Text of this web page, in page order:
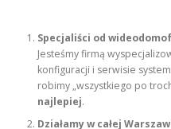
Specjaliści od
Jesteśmy firmą
konfiguracji i serwisie
robimy „wszystkiego po
najlepiej.
Działamy w całej